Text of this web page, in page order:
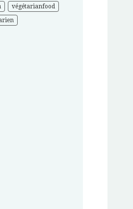
végétarianfood